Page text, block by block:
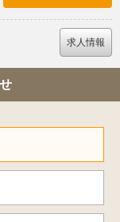
求人情報